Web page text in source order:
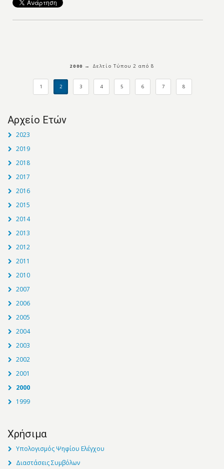
2000 → Δελτίo Τύπου 2 από 8
1 2 3 4 5 6 7 8
Αρχείο Ετών
2023
2019
2018
2017
2016
2015
2014
2013
2012
2011
2010
2007
2006
2005
2004
2003
2002
2001
2000
1999
Χρήσιμα
Υπολογισμός Ψηφίου Ελέγχου
Διαστάσεις Συμβόλων